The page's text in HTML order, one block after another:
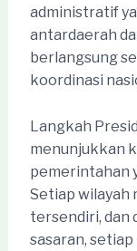
administratif
antardaerah
berlangsung
koordinasi
Langkah
menunjukkan
pemerintahan
Setiap
tersendiri, dan
sasaran,